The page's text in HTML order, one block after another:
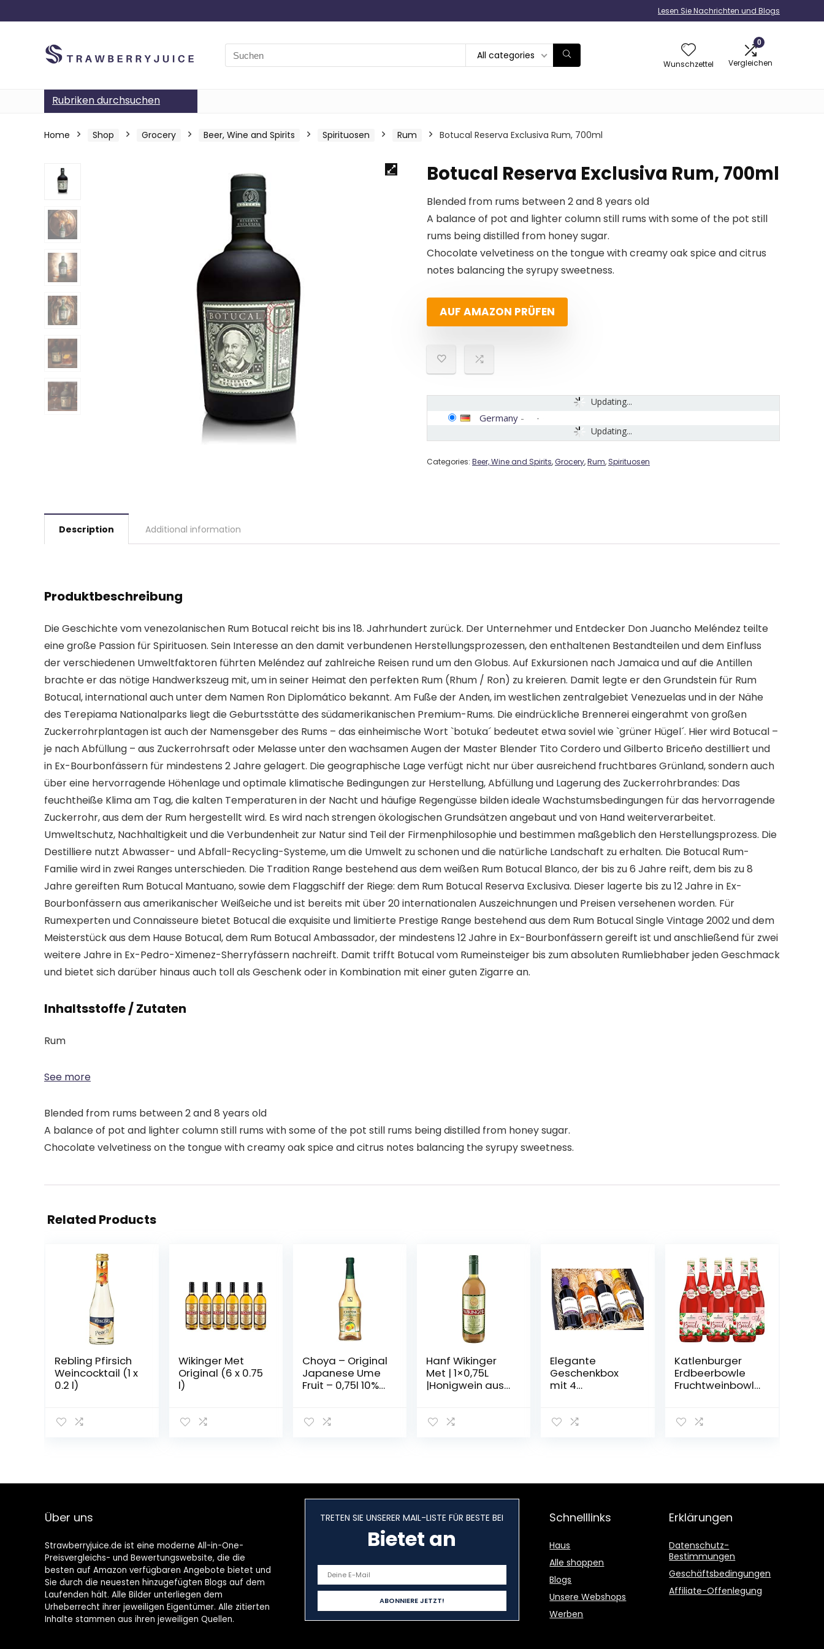
Lesen Sie Nachrichten und Blogs
Search
for:
All categories
Wunschzettel
0
Vergleichen
Rubriken durchsuchen
Home Shop Grocery Beer, Wine and Spirits Spirituosen Rum Botucal Reserva Exclusiva Rum, 700ml
Botucal Reserva Exclusiva Rum, 700ml
Blended from rums between 2 and 8 years old
A balance of pot and lighter column still rums with some of the pot still
rums being distilled from honey sugar.
Chocolate velvetiness on the tongue with creamy oak spice and citrus
notes balancing the syrupy sweetness.
AUF AMAZON PRÜFEN
Updating...
Updating...
Germany -
Categories: Beer, Wine and Spirits,Grocery,Rum, Spirituosen
Description Additional information
Produktbeschreibung
Die Geschichte vom venezolanischen Rum Botucal reicht bis ins 18. Jahrhundert zurück. Der Unternehmer und Entdecker Don Juancho Meléndez teilte
eine große Passion für Spirituosen. Sein Interesse an den damit verbundenen Herstellungsprozessen, den enthaltenen Bestandteilen und dem Einfluss
der verschiedenen Umweltfaktoren führten Meléndez auf zahlreiche Reisen rund um den Globus. Auf Exkursionen nach Jamaica und auf die Antillen
brachte er das nötige Handwerkszeug mit, um in seiner Heimat den perfekten Rum (Rhum / Ron) zu kreieren. Damit legte er den Grundstein für Rum
Botucal, international auch unter dem Namen Ron Diplomático bekannt. Am Fuße der Anden, im westlichen zentralgebiet Venezuelas und in der Nähe
des Terepiama Nationalparks liegt die Geburtsstätte des südamerikanischen Premium-Rums. Die eindrückliche Brennerei eingerahmt von großen
Zuckerrohrplantagen ist auch der Namensgeber des Rums – das einheimische Wort `botuka´ bedeutet etwa soviel wie `grüner Hügel´. Hier wird Botucal –
je nach Abfüllung – aus Zuckerrohrsaft oder Melasse unter den wachsamen Augen der Master Blender Tito Cordero und Gilberto Briceño destilliert und
in Ex-Bourbonfässern für mindestens 2 Jahre gelagert. Die geographische Lage verfügt nicht nur über ausreichend fruchtbares Grünland, sondern auch
über eine hervorragende Höhenlage und optimale klimatische Bedingungen zur Herstellung, Abfüllung und Lagerung des Zuckerrohrbrandes: Das
feuchtheiße Klima am Tag, die kalten Temperaturen in der Nacht und häufige Regengüsse bilden ideale Wachstumsbedingungen für das hervorragende
Zuckerrohr, aus dem der Rum hergestellt wird. Es wird nach strengen ökologischen Grundsätzen angebaut und von Hand weiterverarbeitet.
Umweltschutz, Nachhaltigkeit und die Verbundenheit zur Natur sind Teil der Firmenphilosophie und bestimmen maßgeblich den Herstellungsprozess. Die
Destilliere nutzt Abwasser- und Abfall-Recycling-Systeme, um die Umwelt zu schonen und die natürliche Landschaft zu erhalten. Die Botucal Rum-
Familie wird in zwei Ranges unterschieden. Die Tradition Range bestehend aus dem weißen Rum Botucal Blanco, der bis zu 6 Jahre reift, dem bis zu 8
Jahre gereiften Rum Botucal Mantuano, sowie dem Flaggschiff der Riege: dem Rum Botucal Reserva Exclusiva. Dieser lagerte bis zu 12 Jahre in Ex-
Bourbonfässern aus amerikanischer Weißeiche und ist bereits mit über 20 internationalen Auszeichnungen und Preisen versehenen worden. Für
Rumexperten und Connaisseure bietet Botucal die exquisite und limitierte Prestige Range bestehend aus dem Rum Botucal Single Vintage 2002 und dem
Meisterstück aus dem Hause Botucal, dem Rum Botucal Ambassador, der mindestens 12 Jahre in Ex-Bourbonfässern gereift ist und anschließend für zwei
weitere Jahre in Ex-Pedro-Ximenez-Sherryfässern nachreift. Damit trifft Botucal vom Rumeinsteiger bis zum absoluten Rumliebhaber jeden Geschmack
und bietet sich darüber hinaus auch toll als Geschenk oder in Kombination mit einer guten Zigarre an.
Inhaltsstoffe / Zutaten
Rum
See more
Blended from rums between 2 and 8 years old
A balance of pot and lighter column still rums with some of the pot still rums being distilled from honey sugar.
Chocolate velvetiness on the tongue with creamy oak spice and citrus notes balancing the syrupy sweetness.
Related Products
Rebling Pfirsich
Weincocktail (1 x
0.2 l)
Wikinger Met
Original (6 x 0.75
l)
Choya – Original
Japanese Ume
Fruit – 0,75l 10%
Hanf Wikinger
Met | 1×0,75L
|Honigwein aus
in
Elegante
Geschenkbox
mit 4
Quitte,
Katlenburger
Erdbeerbowle
Fruchtweinbowl
Kohlensäure im
Über uns
Strawberryjuice.de ist eine moderne All-in-One-
Preisvergleichs- und Bewertungswebsite, die die
besten auf Amazon verfügbaren Angebote bietet und
Sie durch die neuesten hinzugefügten Blogs auf dem
Laufenden hält. Alle Bilder unterliegen dem
Urheberrecht ihrer jeweiligen Eigentümer. Alle zitierten
Inhalte stammen aus ihren jeweiligen Quellen.
TRETEN SIE UNSERER MAIL-LISTE FÜR BESTE BEI
Bietet an
Schnelllinks
Haus
Alle shoppen
Blogs
Unsere Webshops
Werben
Erklärungen
Datenschutz-
Bestimmungen
Geschäftsbedingungen
Affiliate-Offenlegung